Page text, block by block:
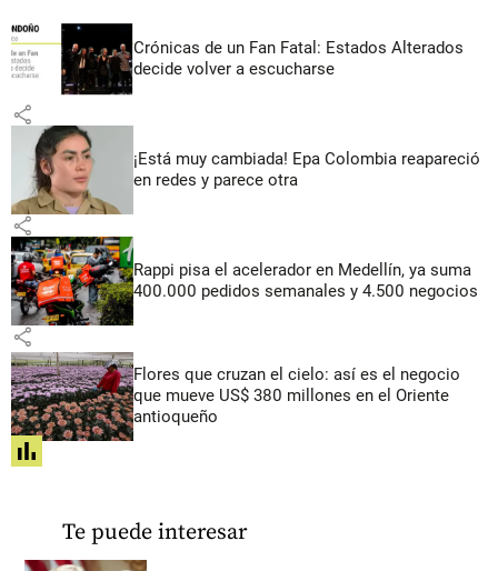
Crónicas de un Fan Fatal: Estados Alterados
decide volver a escucharse
share
¡Está muy cambiada! Epa Colombia reapareció
en redes y parece otra
share
Rappi pisa el acelerador en Medellín, ya suma
400.000 pedidos semanales y 4.500 negocios
share
Flores que cruzan el cielo: así es el negocio
que mueve US$ 380 millones en el Oriente
antioqueño
share
Te puede interesar